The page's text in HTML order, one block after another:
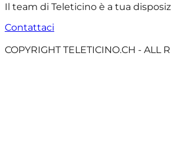
Il team di Teleticino è a tua
Contattaci
COPYRIGHT TELETICINO.CH - ALL